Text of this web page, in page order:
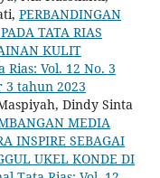
PERBANDINGAN
TATA RIAS
KULIT
Rias: Vol. 12 No. 3
tahun 2023
Dindy Sinta
MEDIA
INSPIRE SEBAGAI
UKEL KONDE DI